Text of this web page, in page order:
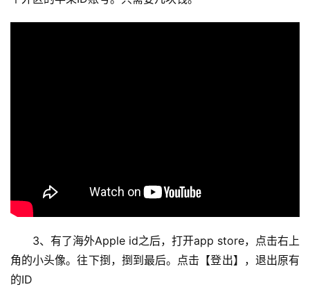
3、有了海外Apple id之后，打开app store，点击右上
角的小头像。往下捯，捯到最后。点击【登出】，退出原有
的ID